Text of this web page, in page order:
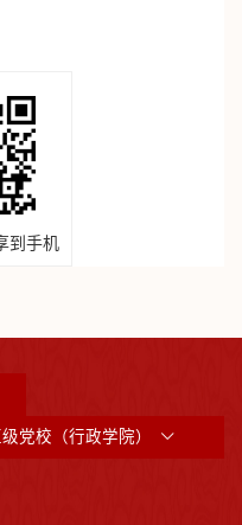
到手机
级党校（行政学院）